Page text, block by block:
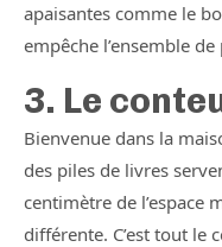
apaisantes comme le
empêche l’ensemble
3. Le
Bienvenue dans la
des piles de livres
centimètre de l’espace
différente. C’est tout